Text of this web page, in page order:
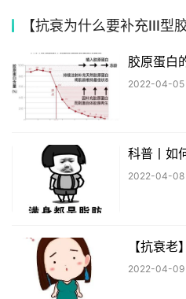
【​抗衰为什么要补充III型
胶原蛋白
2022-04-05
科普丨如
2022-04-08
【抗衰
2022-04-09